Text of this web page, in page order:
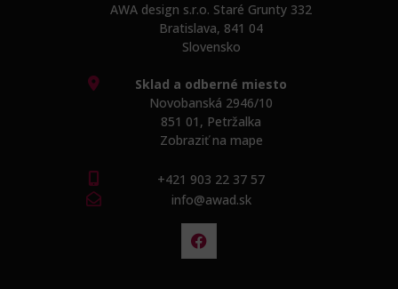
AWA design s.r.o. Staré Grunty 332
Bratislava, 841 04
Slovensko
Sklad a odberné miesto
Novobanská 2946/10
851 01, Petržalka
Zobraziť na mape
+421 903 22 37 57
info@awad.sk